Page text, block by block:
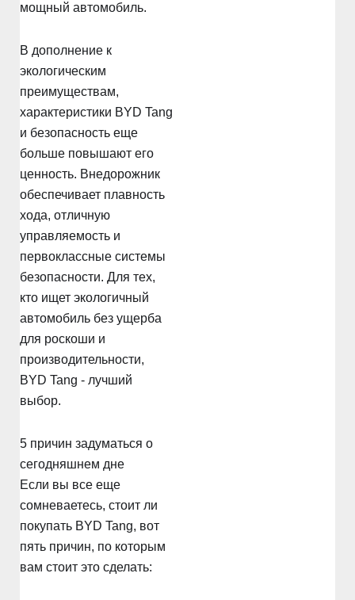
мощный автомобиль.
В дополнение к
экологическим
преимуществам,
характеристики BYD Tang
и безопасность еще
больше повышают его
ценность. Внедорожник
обеспечивает плавность
хода, отличную
управляемость и
первоклассные системы
безопасности. Для тех,
кто ищет экологичный
автомобиль без ущерба
для роскоши и
производительности,
BYD Tang - лучший
выбор.
5 причин задуматься о
сегодняшнем дне
Если вы все еще
сомневаетесь, стоит ли
покупать BYD Tang, вот
пять причин, по которым
вам стоит это сделать: